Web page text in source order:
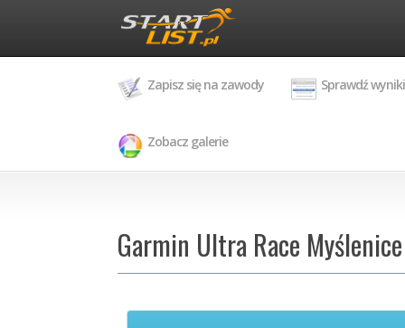
Zapisz się na zawody Sprawdź wyniki
Zobacz galerie
Garmin Ultra Race